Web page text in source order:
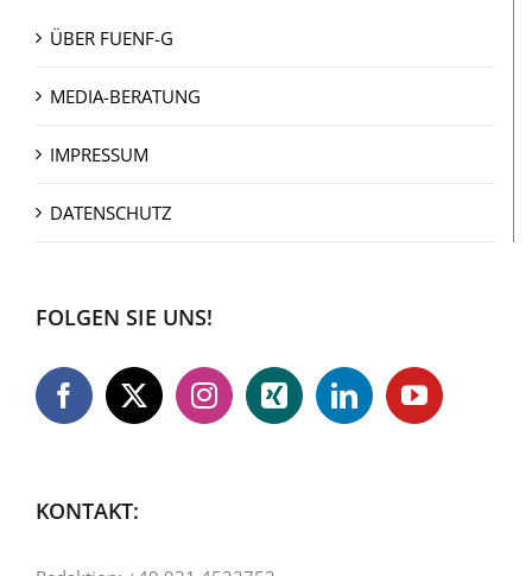
ÜBER FUENF-G
MEDIA-BERATUNG
IMPRESSUM
DATENSCHUTZ
FOLGEN SIE UNS!
KONTAKT: